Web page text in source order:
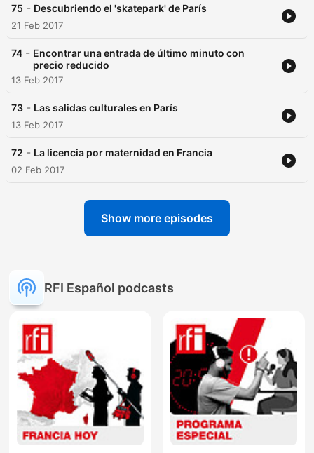
75 - Descubriendo el 'skatepark' de París
21 Feb 2017
74 - Encontrar una entrada de último minuto con
precio reducido
13 Feb 2017
73 - Las salidas culturales en París
13 Feb 2017
72 - La licencia por maternidad en Francia
02 Feb 2017
Show more episodes
RFI Español podcasts